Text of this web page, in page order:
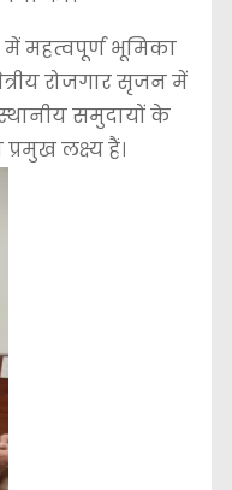
में महत्वपूर्ण भूमिका
रोजगार सृजन में
स्थानीय समुदायों के
लक्ष्य हैं।